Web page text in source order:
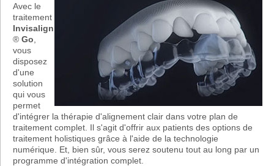
Avec le
traitement
Invisalign
® Go
vous
disposez
d'une
solution
qui vous
permet
d'intégrer la thérapie d'alignement clair dans votre plan de
traitement complet. Il s'agit d'offrir aux patients des options de
traitement holistiques grâce à l'aide de la technologie
numérique. Et, bien sûr, vous serez soutenu tout au long par un
programme d'intégration complet.